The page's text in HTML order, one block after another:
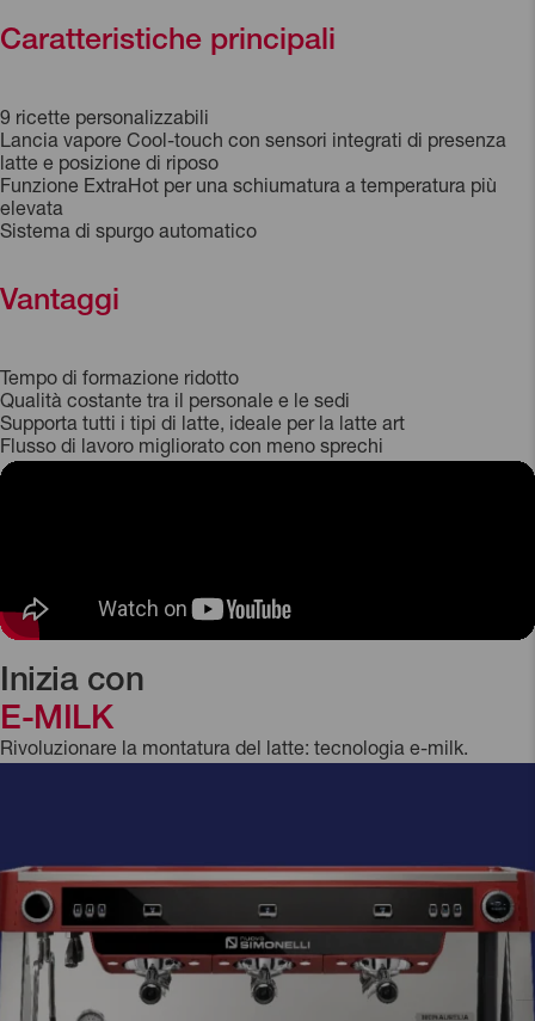
Caratteristiche principali
9 ricette personalizzabili
Lancia vapore Cool-touch con sensori integrati di presenza
latte e posizione di riposo
Funzione ExtraHot per una schiumatura a temperatura più
elevata
Sistema di spurgo automatico
Vantaggi
Tempo di formazione ridotto
Qualità costante tra il personale e le sedi
Supporta tutti i tipi di latte, ideale per la latte art
Flusso di lavoro migliorato con meno sprechi
Inizia con
E-MILK
Rivoluzionare la montatura del latte: tecnologia e-milk.